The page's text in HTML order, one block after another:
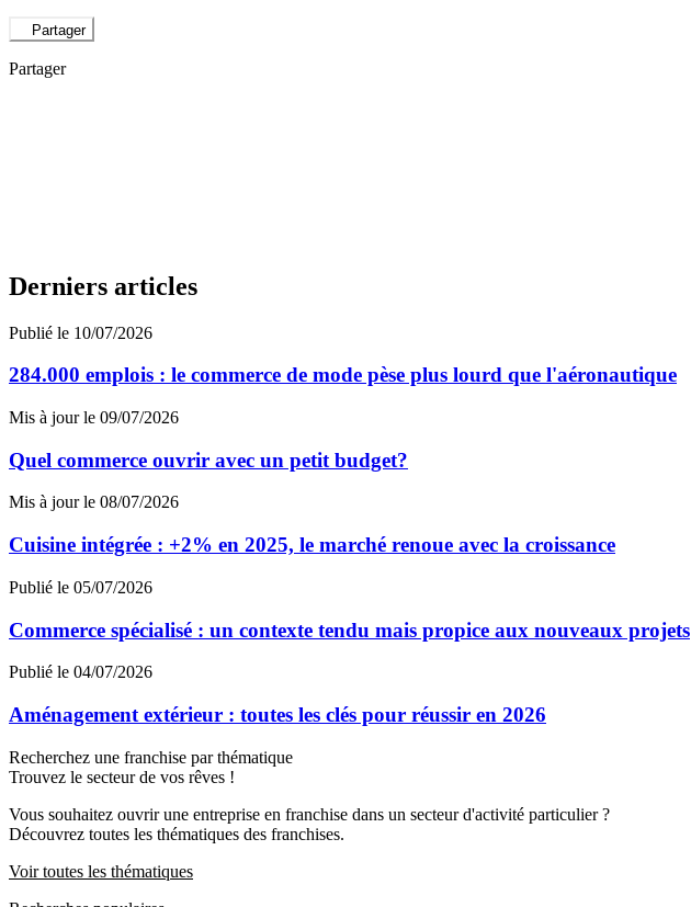
Partager
Partager
Derniers articles
Publié le 10/07/2026
284.000 emplois : le commerce de mode pèse plus lourd que l'aéronautique
Mis à jour le 09/07/2026
Quel commerce ouvrir avec un petit budget?
Mis à jour le 08/07/2026
Cuisine intégrée : +2% en 2025, le marché renoue avec la croissance
Publié le 05/07/2026
Commerce spécialisé : un contexte tendu mais propice aux nouveaux projets
Publié le 04/07/2026
Aménagement extérieur : toutes les clés pour réussir en 2026
Recherchez une franchise par thématique
Trouvez le secteur de vos rêves !
Vous souhaitez ouvrir une entreprise en franchise dans un secteur d'activité particulier ?
Découvrez toutes les thématiques des franchises.
Voir toutes les thématiques